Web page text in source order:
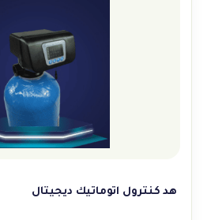
هد كنترول اتوماتيك ديجيتال